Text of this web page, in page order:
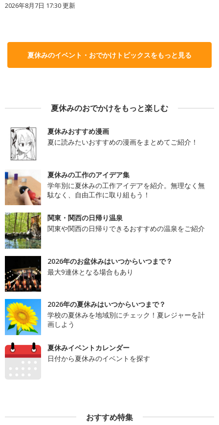
2026年8月7日 17:30更新
夏休みのイベント・おでかけトピックスをもっと見る
夏休みのおでかけをもっと楽しむ
夏休みおすすめ漫画
夏に読みたいおすすめの漫画をまとめてご紹介！
夏休みの工作のアイデア集
学年別に夏休みの工作アイデアを紹介。無理なく無
駄なく、自由工作に取り組もう！
関東・関西の日帰り温泉
関東や関西の日帰りできるおすすめの温泉をご紹介
2026年のお盆休みはいつからいつまで？
最大9連休となる場合もあり
2026年の夏休みはいつからいつまで？
学校の夏休みを地域別にチェック！夏レジャーを計
画しよう
夏休みイベントカレンダー
日付から夏休みのイベントを探す
おすすめ特集